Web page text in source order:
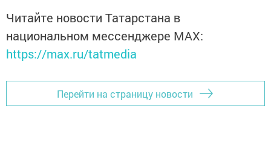
Читайте новости Татарстана в
национальном мессенджере MАХ:
https://max.ru/tatmedia
Перейти на страницу новости